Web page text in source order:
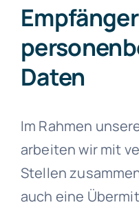
Daten
Im Rahmen
arbeiten wir mit
Stellen
auch eine